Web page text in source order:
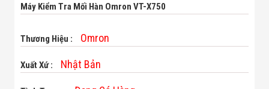
Chuyên Dụng
Giải Pháp Bãi
Minh
Máy Kiểm Tra Mối Hàn Omron VT-X750
Thương Hiệu : Omron
Xuất Xứ : Nhật Bản